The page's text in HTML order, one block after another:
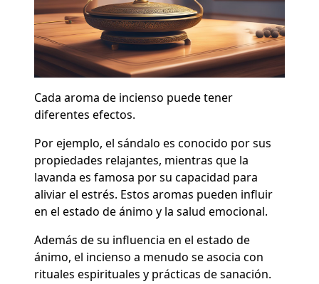
Cada aroma de incienso puede tener
diferentes efectos.
Por ejemplo, el sándalo es conocido por sus
propiedades relajantes, mientras que la
lavanda es famosa por su capacidad para
aliviar el estrés. Estos aromas pueden influir
en el estado de ánimo y la salud emocional.
Además de su influencia en el estado de
ánimo, el incienso a menudo se asocia con
rituales espirituales y prácticas de sanación.